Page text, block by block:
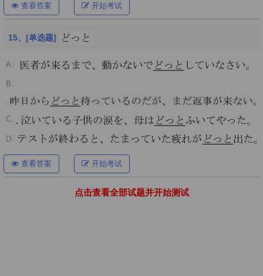
查看答案 开始考试
15、[单选题]
A.
B.
C.
D.
查看答案 开始考试
点击查看全部试题并开始测试